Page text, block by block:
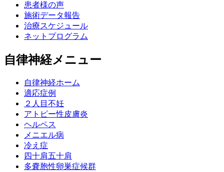
患者様の声
施術データ報告
治療スケジュール
ネットプログラム
自律神経メニュー
自律神経ホーム
適応症例
２人目不妊
アトピー性皮膚炎
ヘルペス
メニエル病
冷え症
四十肩五十肩
多嚢胞性卵巣症候群